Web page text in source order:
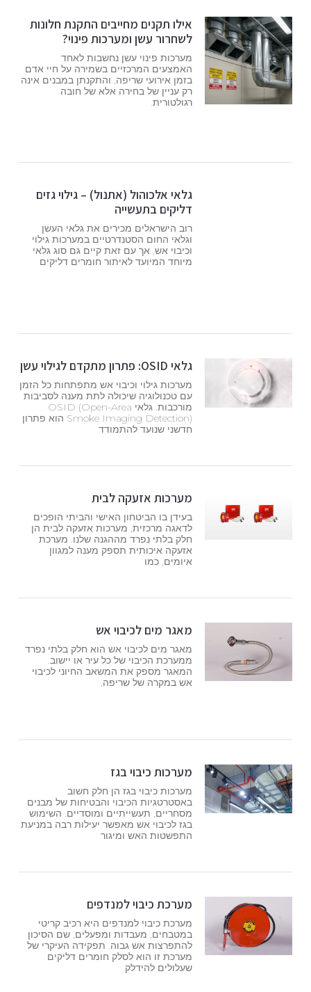
אילו תקנים מחייבים התקנת חלונות
לשחרור עשן ומערכות פינוי?
מערכות פינוי עשן נחשבות לאחד
האמצעים המרכזיים בשמירה על חיי אדם
בזמן אירועי שריפה, והתקנתן במבנים אינה
רק עניין של בחירה אלא של חובה
רגולטורית.
גלאי אלכוהול (אתנול) – גילוי גזים
דליקים בתעשייה
רוב הישראלים מכירים את גלאי העשן
וגלאי החום הסטנדרטיים במערכות גילוי
וכיבוי אש, אך עם זאת קיים גם סוג גלאי
מיוחד המיועד לאיתור חומרים דליקים
גלאי OSID: פתרון מתקדם לגילוי עשן
מערכות גילוי וכיבוי אש מתפתחות כל הזמן
עם טכנולוגיה שיכולה לתת מענה לסביבות
מורכבות. גלאי OSID (Open-Area
Smoke Imaging Detection) הוא פתרון
חדשני שנועד להתמודד
מערכות אזעקה לבית
בעידן בו הביטחון האישי והביתי הופכים
לדאגה מרכזית, מערכות אזעקה לבית הן
חלק בלתי נפרד מההגנה שלנו. מערכת
אזעקה איכותית תספק מענה למגוון
איומים, כמו
מאגר מים לכיבוי אש
מאגר מים לכיבוי אש הוא חלק בלתי נפרד
ממערכת הכיבוי של כל עיר או יישוב.
המאגר מספק את המשאב החיוני לכיבוי
אש במקרה של שריפה,
מערכות כיבוי בגז
מערכות כיבוי בגז הן חלק חשוב
באסטרטגיות הכיבוי והבטיחות של מבנים
מסחריים, תעשייתיים ומוסדיים. השימוש
בגז לכיבוי אש מאפשר יעילות רבה במניעת
התפשטות האש ומיגור
מערכת כיבוי למנדפים
מערכת כיבוי למנדפים היא רכיב קריטי
במטבחים, מעבדות ומפעלים, שם הסיכון
להתפרצות אש גבוה. תפקידה העיקרי של
מערכת זו הוא לסלק חומרים דליקים
שעלולים להידלק